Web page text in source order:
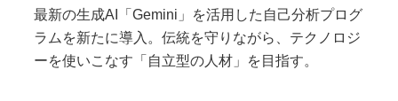
最新の生成AI「Gemini」を活用した自己分析プログ
ラムを新たに導入。伝統を守りながら、テクノロジ
ーを使いこなす「自立型の人材」を目指す。